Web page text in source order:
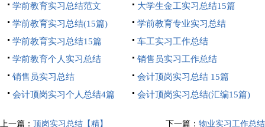
学前教育实习总结范文
大学生金工实习总结15篇
学前教育实习总结(15篇)
学前教育专业实习总结
学前教育实习总结15篇
车工实习工作总结
学前教育个人实习总结
销售员实习工作总结
销售员实习总结
会计顶岗实习总结 15篇
会计顶岗实习个人总结4篇
会计顶岗实习总结(汇编15篇)
上一篇： 顶岗实习总结【精】 下一篇： 物业实习工作总结